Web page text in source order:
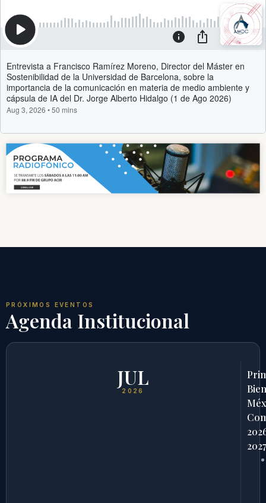
PRÓXIMOS EVENTOS
Agenda Institucional
JUL
2026
2027